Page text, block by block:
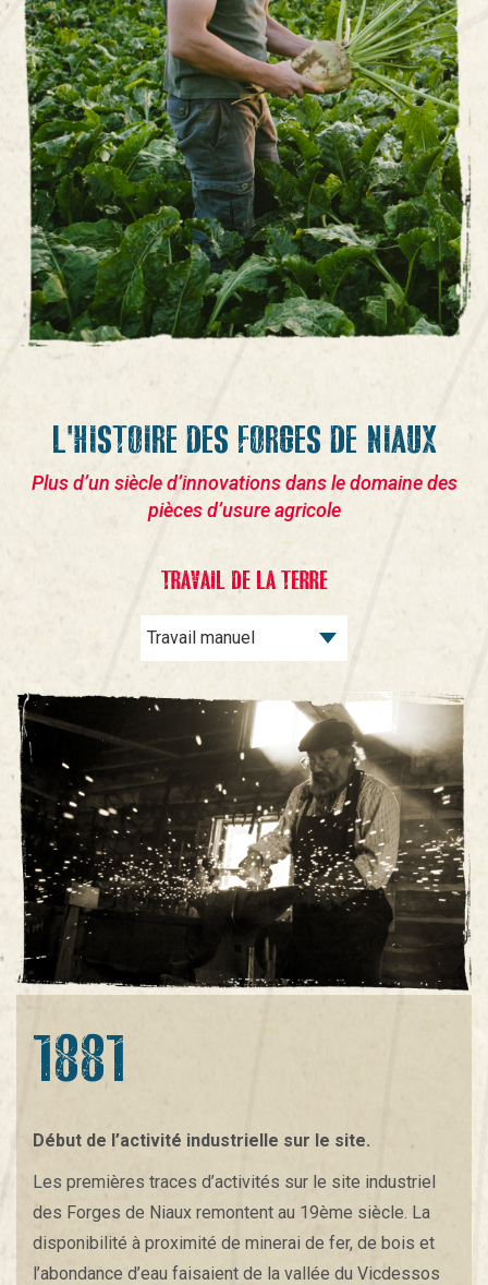
L'HISTOIRE DES FORGES DE NIAUX
Plus d’un siècle d’innovations dans le domaine des
pièces d’usure agricole
TRAVAIL DE LA TERRE
Travail manuel
1881
Début de l’activité industrielle sur le site.
Les premières traces d’activités sur le site industriel
des Forges de Niaux remontent au 19ème siècle. La
disponibilité à proximité de minerai de fer, de bois et
l’abondance d’eau faisaient de la vallée du Vicdessos